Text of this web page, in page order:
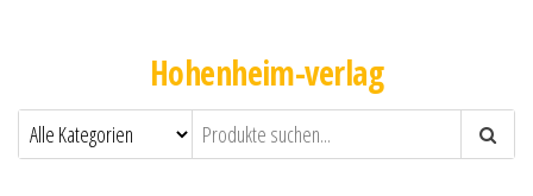
Hohenheim-verlag